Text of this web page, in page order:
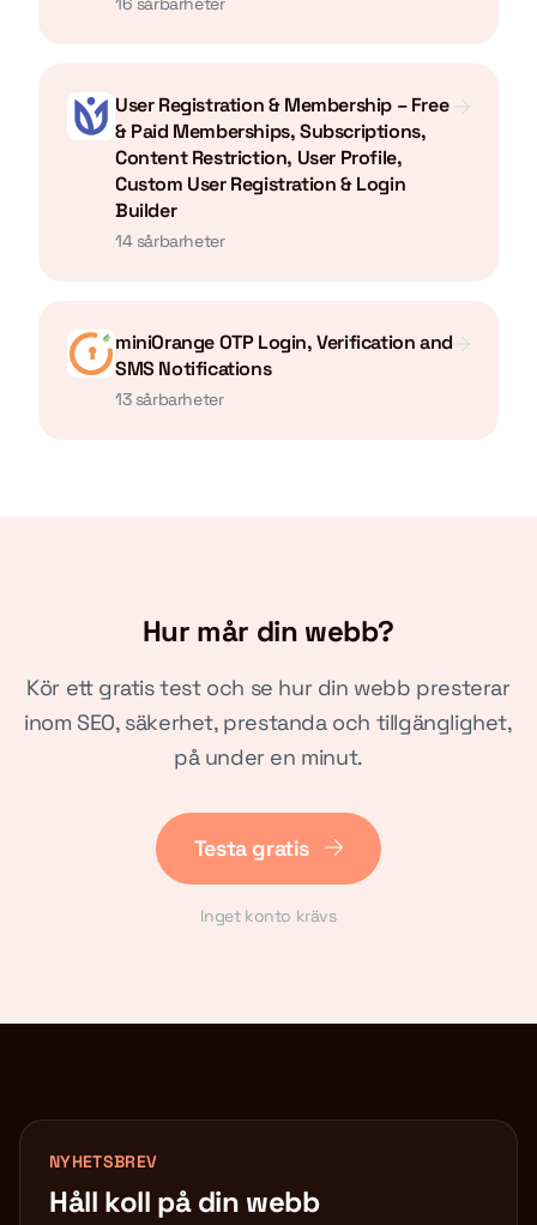
User Registration & Membership – Free
& Paid Memberships, Subscriptions,
Content Restriction, User Profile,
Custom User Registration & Login
Builder
14 sårbarheter
miniOrange OTP Login, Verification and
SMS Notifications
13 sårbarheter
Hur mår din webb?
Kör ett gratis test och se hur din webb presterar
inom SEO, säkerhet, prestanda och tillgänglighet,
på under en minut.
Testa gratis
Inget konto krävs
NYHETSBREV
Håll koll på din webb